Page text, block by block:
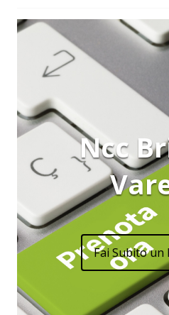
Ncc
Fai Subito un